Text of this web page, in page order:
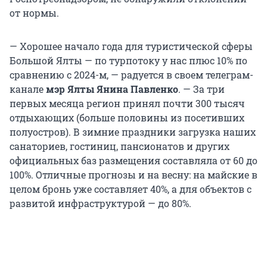
от нормы.
— Хорошее начало года для туристической сферы
Большой Ялты — по турпотоку у нас плюс 10% по
сравнению с 2024-м, — радуется в своем телеграм-
каналемэр Ялты Янина Павленко. — За три
первых месяца регион принял почти 300 тысяч
отдыхающих (больше половины из посетивших
полуостров). В зимние праздники загрузка наших
санаториев, гостиниц, пансионатов и других
официальных баз размещения составляла от 60 до
100%. Отличные прогнозы и на весну: на майские в
целом бронь уже составляет 40%, а для объектов с
развитой инфраструктурой — до 80%.